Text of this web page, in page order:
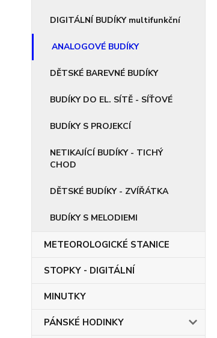
DIGITÁLNÍ BUDÍKY multifunkční
ANALOGOVÉ BUDÍKY
DĚTSKÉ BAREVNÉ BUDÍKY
BUDÍKY DO EL. SÍTĚ - SÍŤOVÉ
BUDÍKY S PROJEKCÍ
NETIKAJÍCÍ BUDÍKY - TICHÝ
CHOD
DĚTSKÉ BUDÍKY - ZVÍŘÁTKA
BUDÍKY S MELODIEMI
METEOROLOGICKÉ STANICE
STOPKY - DIGITÁLNÍ
MINUTKY
PÁNSKÉ HODINKY